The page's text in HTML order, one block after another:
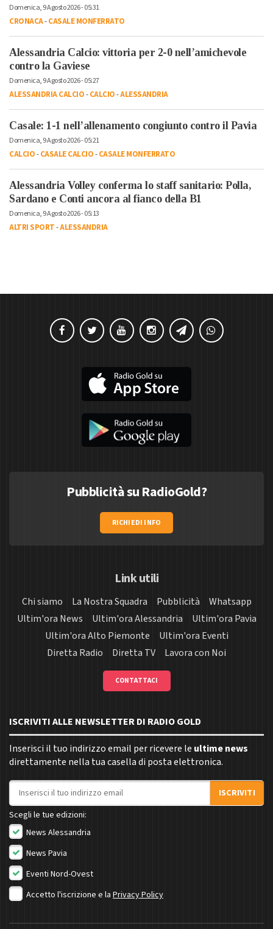
Domenica, 9 Agosto 2026 - 05:31
CRONACA-CASALE MONFERRATO
Alessandria Calcio: vittoria per 2-0 nell’amichevole
contro la Gaviese
Domenica, 9 Agosto 2026 - 05:27
ALESSANDRIA CALCIO-CALCIO-ALESSANDRIA
Casale: 1-1 nell’allenamento congiunto contro il Pavia
Domenica, 9 Agosto 2026 - 05:21
CALCIO-CASALE CALCIO-CASALE MONFERRATO
Alessandria Volley conferma lo staff sanitario: Polla,
Sardano e Conti ancora al fianco della B1
Domenica, 9 Agosto 2026 - 05:13
ALTRI SPORT-ALESSANDRIA
Pubblicità su RadioGold?
RICHIEDI INFO
Link utili
Chi siamo La Nostra Squadra Pubblicità
Whatsapp
Ultim'ora News
Ultim'ora Alessandria
Ultim'ora Pavia
Ultim'ora Alto Piemonte
Ultim'ora Eventi
Diretta Radio
Diretta TV Lavora con Noi
CONTATTACI
ISCRIVITI ALLE NEWSLETTER DI RADIO GOLD
Inserisci il tuo indirizzo email per ricevere le ultime news
direttamente nella tua casella di posta elettronica.
Indirizzo email
ISCRIVITI
Scegli le tue edizioni:
News Alessandria
News Pavia
Eventi Nord-Ovest
Accetto l'iscrizione e la Privacy Policy